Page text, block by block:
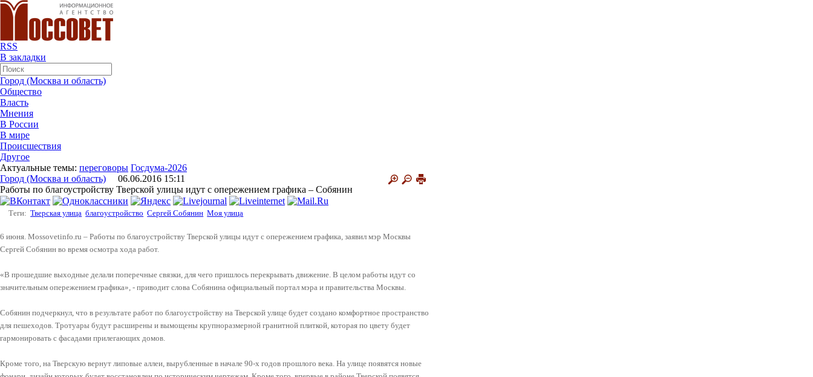
RSS
В закладки
Город (Москва и область)
Общество
Власть
Мнения
В России
В мире
Происшествия
Другое
Актуальные темы: переговоры Госдума-2026
Город (Москва и область) 06.06.2016 15:11
Работы по благоустройству Тверской улицы идут с опережением графика – Собянин
Теги: Тверская улица благоустройство Сергей Собянин Моя улица
6 июня. Mossovetinfo.ru – Работы по благоустройству Тверской улицы идут с опережением графика, заявил мэр Москвы
Сергей Собянин во время осмотра хода работ.
«В прошедшие выходные делали поперечные связки, для чего пришлось перекрывать движение. В целом работы идут со
значительным опережением графика», - приводит слова Собянина официальный портал мэра и правительства Москвы.
Собянин подчеркнул, что в результате работ по благоустройству на Тверской улице будет создано комфортное пространство
для пешеходов. Тротуары будут расширены и вымощены крупноразмерной гранитной плиткой, которая по цвету будет
гармонировать с фасадами прилегающих домов.
Кроме того, на Тверскую вернут липовые аллеи, вырубленные в начале 90-х годов прошлого века. На улице появятся новые